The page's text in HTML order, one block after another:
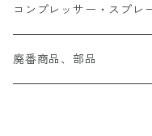
フライスマシン
本体
ドリルシャープナー
コンプレッサー・スプレ
コンプレッサー本体
廃番商品、部品